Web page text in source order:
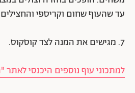
עד שהעוף שחום וקריספי והחצילים
7. מגישים את המנה לצד קוסקוס.
למתכוני עוף נוספים היכנסי לאתר